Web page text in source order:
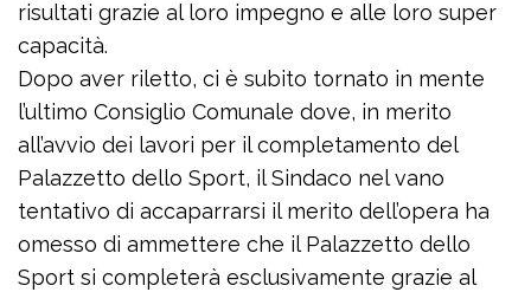
risultati grazie al loro impegno e alle loro super
capacità.
Dopo aver riletto, ci è subito tornato in mente
l’ultimo Consiglio Comunale dove, in merito
all’avvio dei lavori per il completamento del
Palazzetto dello Sport, il Sindaco nel vano
tentativo di accaparrarsi il merito dell’opera ha
omesso di ammettere che il Palazzetto dello
Sport si completerà esclusivamente grazie al